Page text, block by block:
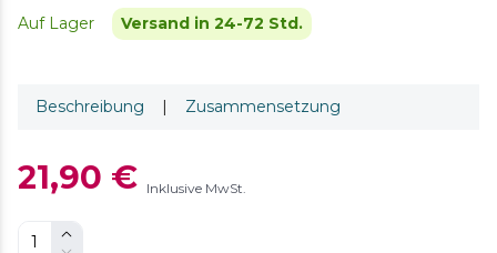
Auf Lager Versand in 24-72 Std.
Beschreibung | Zusammensetzung
21,90 € Inklusive MwSt.